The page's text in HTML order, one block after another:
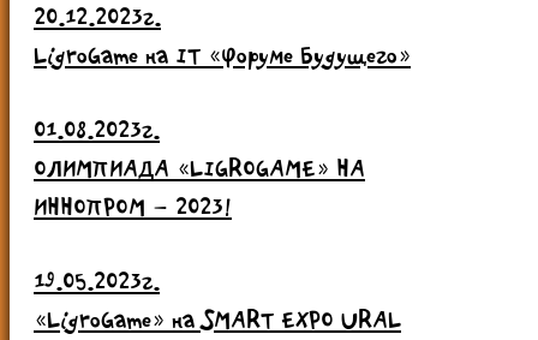
20.12.2023г.
LigroGame на IT «Форуме Будущего»
01.08.2023г.
ОЛИМПИАДА «LIGROGAME» НА
ИННОПРОМ – 2023!
19.05.2023г.
«LigroGame» на SMART EXPO URAL